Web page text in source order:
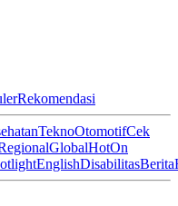
Rekomendasi
TeknoOtomotifCek
GlobalHotOn
EnglishDisabilitasBerita